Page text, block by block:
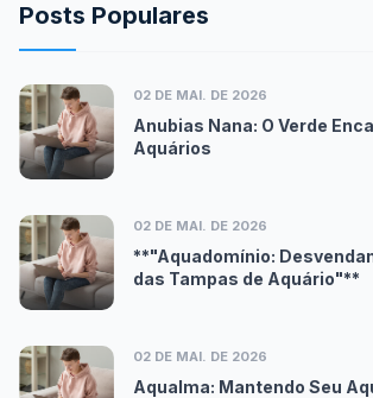
Posts Populares
02 DE MAI. DE 2026
Anubias Nana: O Verde
Aquários
02 DE MAI. DE 2026
**"Aquadomínio:
das Tampas de Aquário"**
02 DE MAI. DE 2026
Aqualma: Mantendo Seu